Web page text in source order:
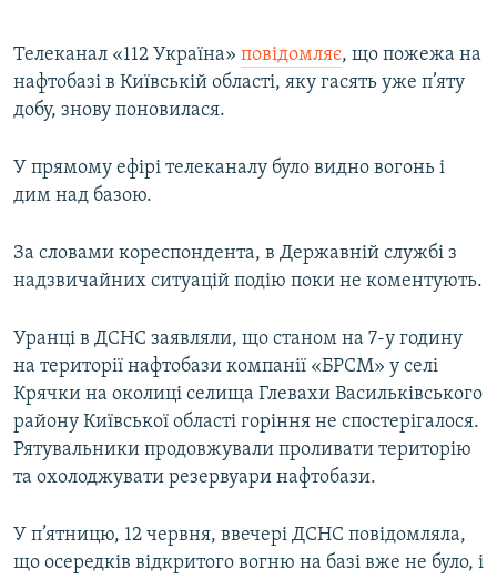
РУС
УКР
КТАТ
ДОЛУЧАЙСЯ!
Усі сайти RFE/RL
Телеканал «112 Україна» повідомляє, що пожежа на
нафтобазі в Київській області, яку гасять уже п’яту
добу, знову поновилася.
У прямому ефірі телеканалу було видно вогонь і
дим над базою.
За словами кореспондента, в Державній службі з
надзвичайних ситуацій подію поки не коментують.
Уранці в ДСНС заявляли, що станом на 7-у годину
на території нафтобази компанії «БРСМ» у селі
Крячки на околиці селища Глевахи Васильківського
району Київської області горіння не спостерігалося.
Рятувальники продовжували проливати територію
та охолоджувати резервуари нафтобази.
У п’ятницю, 12 червня, ввечері ДСНС повідомляла,
що осередків відкритого вогню на базі вже не було, і